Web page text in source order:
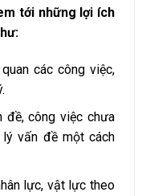
tới những lợi ích
các công việc,
đề, công việc chưa
lý vấn đề một cách
lực, vật lực theo